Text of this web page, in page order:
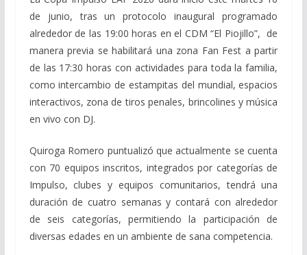
de junio, tras un protocolo inaugural programado
alrededor de las 19:00 horas en el CDM “El Piojillo”, de
manera previa se habilitará una zona Fan Fest a partir
de las 17:30 horas con actividades para toda la familia,
como intercambio de estampitas del mundial, espacios
interactivos, zona de tiros penales, brincolines y música
en vivo con DJ.
Quiroga Romero puntualizó que actualmente se cuenta
con 70 equipos inscritos, integrados por categorías de
Impulso, clubes y equipos comunitarios, tendrá una
duración de cuatro semanas y contará con alrededor
de seis categorías, permitiendo la participación de
diversas edades en un ambiente de sana competencia.